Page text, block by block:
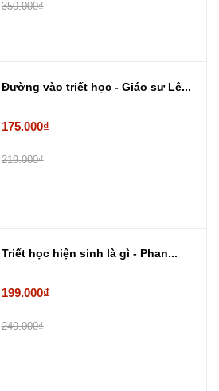
350.000₫
Đường vào triết học - Giáo sư Lê...
175.000₫
219.000₫
Triết học hiện sinh là gì - Phan...
199.000₫
249.000₫